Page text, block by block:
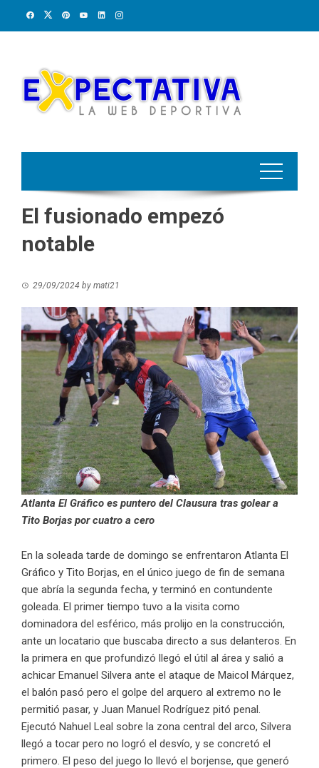
El fusionado empezó
notable
29/09/2024 by mati21
Atlanta El Gráfico es puntero del Clausura tras golear a
Tito Borjas por cuatro a cero
En la soleada tarde de domingo se enfrentaron Atlanta El
Gráfico y Tito Borjas, en el único juego de fin de semana
que abría la segunda fecha, y terminó en contundente
goleada. El primer tiempo tuvo a la visita como
dominadora del esférico, más prolijo en la construcción,
ante un locatario que buscaba directo a sus delanteros. En
la primera en que profundizó llegó el útil al área y salió a
achicar Emanuel Silvera ante el ataque de Maicol Márquez,
el balón pasó pero el golpe del arquero al extremo no le
permitió pasar, y Juan Manuel Rodríguez pitó penal.
Ejecutó Nahuel Leal sobre la zona central del arco, Silvera
llegó a tocar pero no logró el desvío, y se concretó el
primero. El peso del juego lo llevó el borjense, que generó